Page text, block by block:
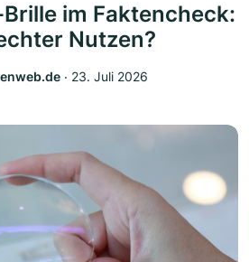
im Faktencheck:
Nutzen?
‧ 23. Juli 2026